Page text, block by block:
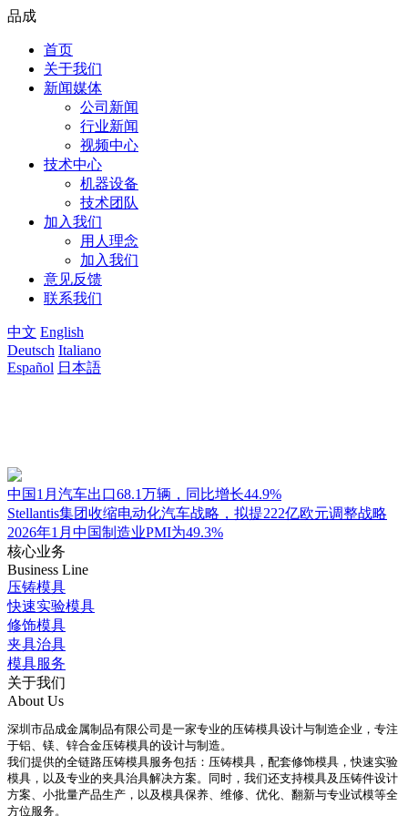
品成
首页
关于我们
新闻媒体
公司新闻
行业新闻
视频中心
技术中心
机器设备
技术团队
加入我们
用人理念
加入我们
意见反馈
联系我们
中文 English
Deutsch Italiano
Español 日本語
中国1月汽车出口68.1万辆，同比增长44.9%
Stellantis集团收缩电动化汽车战略，拟提222亿欧元调整战略
2026年1月中国制造业PMI为49.3%
核心业务
Business Line
压铸模具
快速实验模具
修饰模具
夹具治具
模具服务
关于我们
About Us
深圳市品成金属制品有限公司是一家专业的压铸模具设计与制造企业，专注
于铝、镁、锌合金压铸模具的设计与制造。
我们提供的全链路压铸模具服务包括：压铸模具，配套修饰模具，快速实验
模具，以及专业的夹具治具解决方案。同时，我们还支持模具及压铸件设计
方案、小批量产品生产，以及模具保养、维修、优化、翻新与专业试模等全
方位服务。